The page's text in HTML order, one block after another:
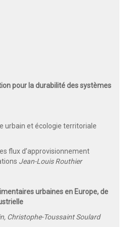
pour la durabilité des systèmes
urbain et écologie territoriale
flux d’approvisionnement
Jean-Louis Routhier
urbaines en Europe, de
Christophe-Toussaint Soulard